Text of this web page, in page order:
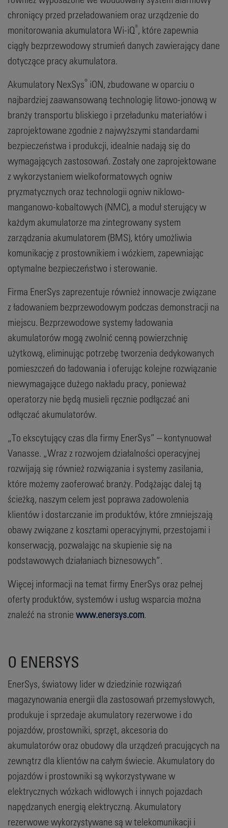
chroniący przed przeładowaniem oraz urządzenie do
monitorowania akumulatora Wi-iQ®, które zapewnia
ciągły bezprzewodowy strumień danych zawierający dane
dotyczące pracy akumulatora.
Akumulatory NexSys® iON, zbudowane w oparciu o
najbardziej zaawansowaną technologię litowo-jonową w
branży transportu bliskiego i przeładunku materiałów i
zaprojektowane zgodnie z najwyższymi standardami
bezpieczeństwa i produkcji, idealnie nadają się do
wymagających zastosowań. Zostały one zaprojektowane
z wykorzystaniem wielkoformatowych ogniw
pryzmatycznych oraz technologii ogniw niklowo-
manganowo-kobaltowych (NMC), a moduł sterujący w
każdym akumulatorze ma zintegrowany system
zarządzania akumulatorem (BMS), który umożliwia
komunikację z prostownikiem i wózkiem, zapewniając
optymalne bezpieczeństwo i sterowanie.
Firma EnerSys zaprezentuje również innowacje związane
z ładowaniem bezprzewodowym podczas demonstracji na
miejscu. Bezprzewodowe systemy ładowania
akumulatorów mogą zwolnić cenną powierzchnię
użytkową, eliminując potrzebę tworzenia dedykowanych
pomieszczeń do ładowania i oferując kolejne rozwiązanie
niewymagające dużego nakładu pracy, ponieważ
operatorzy nie będą musieli ręcznie podłączać ani
odłączać akumulatorów.
„To ekscytujący czas dla firmy EnerSys” – kontynuował
Vanasse. „Wraz z rozwojem działalności operacyjnej
rozwijają się również rozwiązania i systemy zasilania,
które możemy zaoferować branży. Podążając dalej tą
ścieżką, naszym celem jest poprawa zadowolenia
klientów i dostarczanie im produktów, które zmniejszają
obawy związane z kosztami operacyjnymi, przestojami i
konserwacją, pozwalając na skupienie się na
podstawowych działaniach biznesowych”.
Więcej informacji na temat firmy EnerSys oraz pełnej
oferty produktów, systemów i usług wsparcia można
znaleźć na stronie www.enersys.com.
O ENERSYS
EnerSys, światowy lider w dziedzinie rozwiązań
magazynowania energii dla zastosowań przemysłowych,
produkuje i sprzedaje akumulatory rezerwowe i do
pojazdów, prostowniki, sprzęt, akcesoria do
akumulatorów oraz obudowy dla urządzeń pracujących na
zewnątrz dla klientów na całym świecie. Akumulatory do
pojazdów i prostowniki są wykorzystywane w
elektrycznych wózkach widłowych i innych pojazdach
napędzanych energią elektryczną. Akumulatory
rezerwowe wykorzystywane są w telekomunikacji i